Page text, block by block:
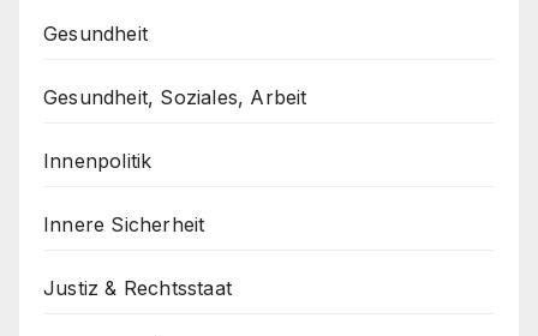
Gesundheit
Gesundheit, Soziales, Arbeit
Innenpolitik
Innere Sicherheit
Justiz & Rechtsstaat